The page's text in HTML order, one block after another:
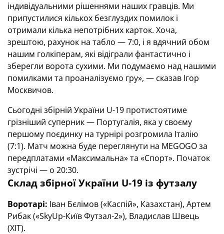
індивідуальними рішеннями наших гравців. Ми
припустилися кількох безглуздих помилок і
отримали кілька непотрібних карток. Хоча,
зрештою, рахунок на табло — 7:0, і я вдячний обом
нашим голкіперам, які відіграли фантастично і
зберегли ворота сухими. Ми подумаємо над нашими
помилками та проаналізуємо гру», — сказав Ігор
Москвичов.
Сьогодні збірній України U-19 протистоятиме
грізніший суперник — Португалія, яка у своєму
першому поєдинку на турнірі розгромила Італію
(7:1). Матч можна буде переглянути на MEGOGO за
передплатами «Максимальна» та «Спорт». Початок
зустрічі — о 20:30.
Склад збірної України U-19 із футзалу
Воротарі: Іван Бєлімов («Каспій», Казахстан), Артем
Рибак («SkyUp-Київ Футзал-2»), Владислав Швець
(ХІТ).